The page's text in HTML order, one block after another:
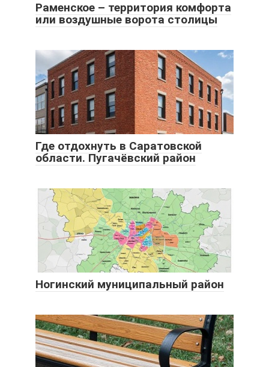
Раменское – территория комфорта
или воздушные ворота столицы
Где отдохнуть в Саратовской
области. Пугачёвский район
Ногинский муниципальный район